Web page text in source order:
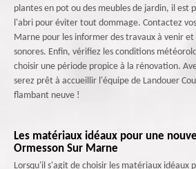
plantes en pot ou des meubles de jardin, il est
l'abri pour éviter tout dommage. Contactez
Marne pour les informer des travaux à venir et
sonores. Enfin, vérifiez les conditions
choisir une période propice à la rénovation.
serez prêt à accueillir l'équipe de Landouer
flambant neuve !
Les matériaux idéaux pour une
Ormesson Sur Marne
Lorsqu'il s'agit de choisir les matériaux idéaux